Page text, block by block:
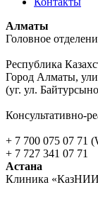
Алматы
Головное
Республика
Город Алматы,
(уг. ул.
Консультативно-
+ 7 700 075 07 71
+ 7 727 341 07 71
Астана
Клиника «КазНИИ